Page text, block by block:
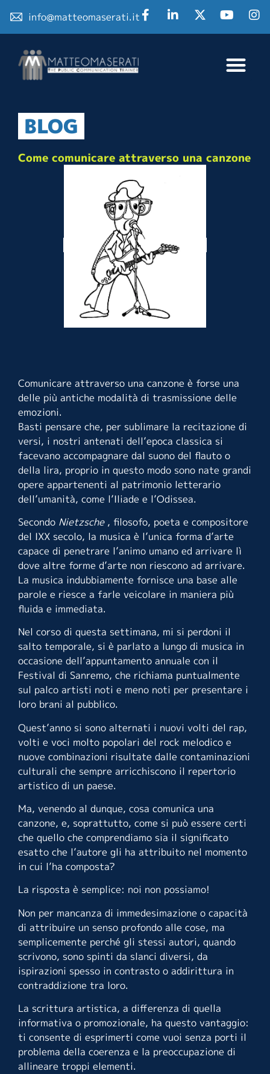
info@matteomaserati.it
BLOG
Come comunicare attraverso una canzone
Comunicare attraverso una canzone è forse una
delle più antiche modalità di trasmissione delle
emozioni.
Basti pensare che, per sublimare la recitazione di
versi, i nostri antenati dell’epoca classica si
facevano accompagnare dal suono del flauto o
della lira, proprio in questo modo sono nate grandi
opere appartenenti al patrimonio letterario
dell’umanità, come l’Iliade e l’Odissea.
Secondo Nietzsche, filosofo, poeta e compositore
del IXX secolo, la musica è l’unica forma d’arte
capace di penetrare l’animo umano ed arrivare lì
dove altre forme d’arte non riescono ad arrivare.
La musica indubbiamente fornisce una base alle
parole e riesce a farle veicolare in maniera più
fluida e immediata.
Nel corso di questa settimana, mi si perdoni il
salto temporale, si è parlato a lungo di musica in
occasione dell’appuntamento annuale con il
Festival di Sanremo, che richiama puntualmente
sul palco artisti noti e meno noti per presentare i
loro brani al pubblico.
Quest’anno si sono alternati i nuovi volti del rap,
volti e voci molto popolari del rock melodico e
nuove combinazioni risultate dalle contaminazioni
culturali che sempre arricchiscono il repertorio
artistico di un paese.
Ma, venendo al dunque, cosa comunica una
canzone, e, soprattutto, come si può essere certi
che quello che comprendiamo sia il significato
esatto che l’autore gli ha attribuito nel momento
in cui l’ha composta?
La risposta è semplice: noi non possiamo!
Non per mancanza di immedesimazione o capacità
di attribuire un senso profondo alle cose, ma
semplicemente perché gli stessi autori, quando
scrivono, sono spinti da slanci diversi, da
ispirazioni spesso in contrasto o addirittura in
contraddizione tra loro.
La scrittura artistica, a differenza di quella
informativa o promozionale, ha questo vantaggio:
ti consente di esprimerti come vuoi senza porti il
problema della coerenza e la preoccupazione di
allineare troppi elementi.